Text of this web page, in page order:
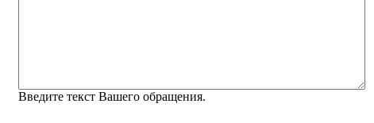
Введите текст Вашего обращения.